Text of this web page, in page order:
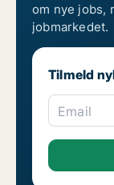
om nye jobs,
jobmarkedet.
Tilmeld
Email